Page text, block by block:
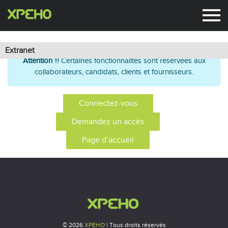
Extranet
Attention!!! Certaines fonctionnalités sont réservées aux
collaborateurs, candidats, clients et fournisseurs.
Connectez-vous
Demandez un accès
Page d’accueil
© 2026 XPEHO| Tous droits réservés